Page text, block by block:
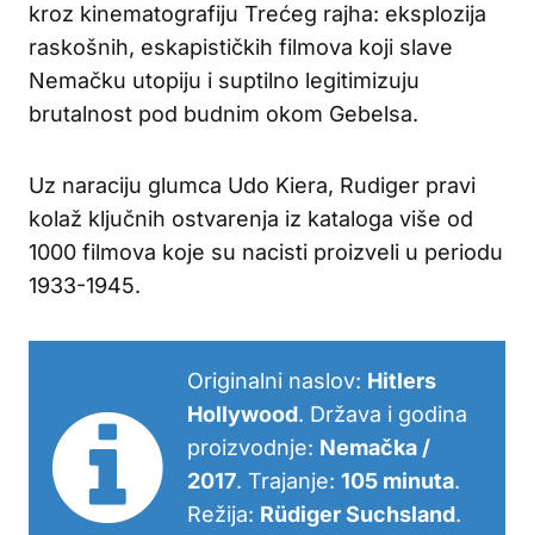
kroz kinematografiju Trećeg rajha: eksplozija
raskošnih, eskapističkih filmova koji slave
Nemačku utopiju i suptilno legitimizuju
brutalnost pod budnim okom Gebelsa.
Uz naraciju glumca Udo Kiera, Rudiger pravi
kolaž ključnih ostvarenja iz kataloga više od
1000 filmova koje su nacisti proizveli u periodu
1933-1945.
Originalni naslov: Hitlers
Hollywood. Država i godina
proizvodnje: Nemačka /
2017. Trajanje: 105 minuta.
Režija: Rüdiger Suchsland.